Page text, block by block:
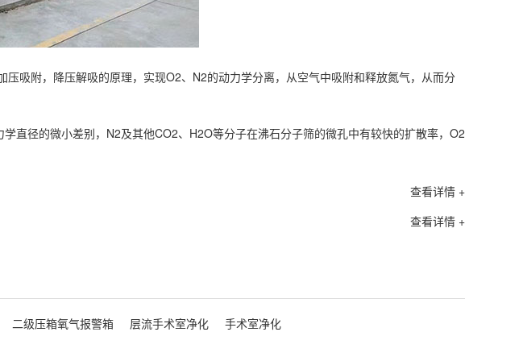
吸附，降压解吸的原理，实现O2、N2的动力学分离，从空气中吸附和释放氮气，从而分
直径的微小差别，N2及其他CO2、H2O等分子在沸石分子筛的微孔中有较快的扩散率，O2
查看详情 +
查看详情 +
二级压箱氧气报警箱 层流手术室净化 手术室净化